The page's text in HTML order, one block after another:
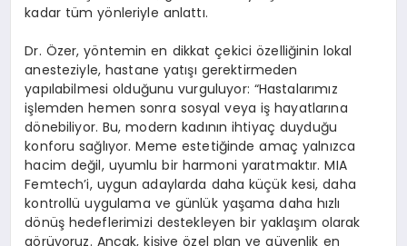
kadar tüm yönleriyle anlattı.
Dr. Özer, yöntemin en dikkat çekici özelliğinin lokal
anesteziyle, hastane yatışı gerektirmeden
yapılabilmesi olduğunu vurguluyor: “Hastalarımız
işlemden hemen sonra sosyal veya iş hayatlarına
dönebiliyor. Bu, modern kadının ihtiyaç duyduğu
konforu sağlıyor. Meme estetiğinde amaç yalnızca
hacim değil, uyumlu bir harmoni yaratmaktır. MIA
Femtech’i, uygun adaylarda daha küçük kesi, daha
kontrollü uygulama ve günlük yaşama daha hızlı
dönüş hedeflerimizi destekleyen bir yaklaşım olarak
görüyoruz. Ancak, kişiye özel plan ve güvenlik en